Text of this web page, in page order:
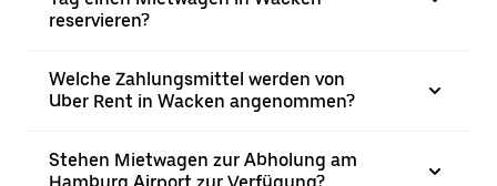
reservieren?
Welche Zahlungsmittel werden von
Uber Rent in Wacken angenommen?
Stehen Mietwagen zur Abholung am